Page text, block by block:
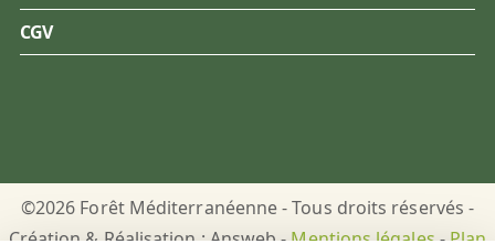
CGV
©2026 Forêt Méditerranéenne - Tous droits réservés -
Création & Réalisation : Answeb -Mentions légales-Plan